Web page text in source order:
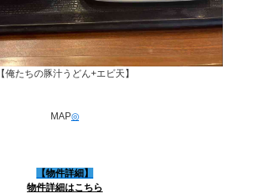
【俺たちの豚汁うどん+エビ天】
MAP◎
【物件詳細】
物件詳細はこちら